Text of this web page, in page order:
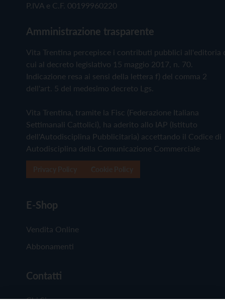
P.IVA e C.F. 00199960220
Amministrazione trasparente
Vita Trentina percepisce i contributi pubblici all'editoria
cui al decreto legislativo 15 maggio 2017, n. 70.
Indicazione resa ai sensi della lettera f) del comma 2
dell'art. 5 del medesimo decreto Lgs.
Vita Trentina, tramite la Fisc (Federazione Italiana
Settimanali Cattolici), ha aderito allo IAP (Istituto
dell'Autodisciplina Pubblicitaria) accettando il Codice di
Autodisciplina della Comunicazione Commerciale
E-Shop
Vendita Online
Abbonamenti
Contatti
Chi Siamo